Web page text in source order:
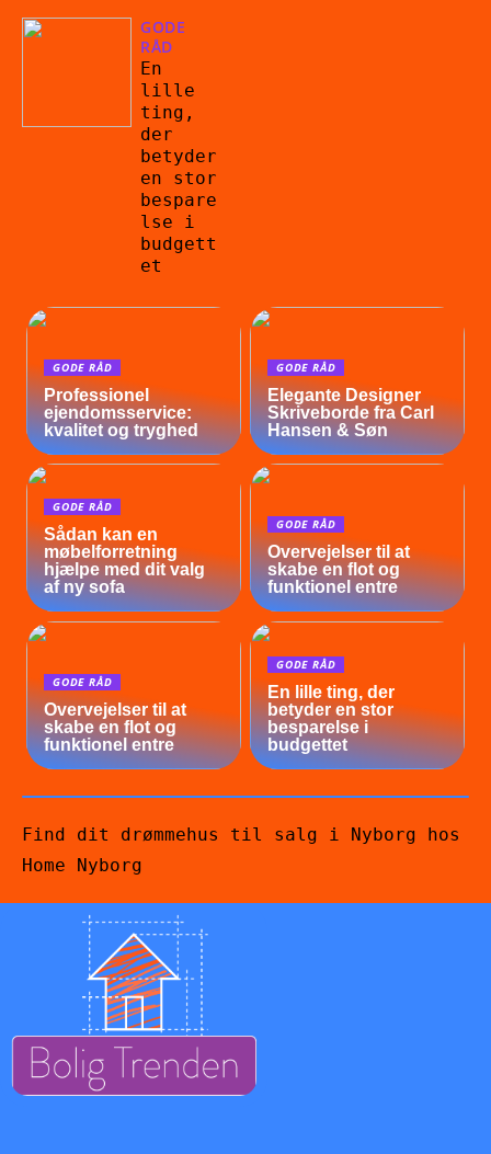
GODE
RÅD
En
lille
ting,
der
betyder
en stor
bespare
lse i
budgett
et
GODE RÅD
Professionel
ejendomsservice:
kvalitet og tryghed
GODE RÅD
Elegante Designer
Skriveborde fra Carl
Hansen & Søn
GODE RÅD
Sådan kan en
møbelforretning
hjælpe med dit valg
af ny sofa
GODE RÅD
Overvejelser til at
skabe en flot og
funktionel entre
GODE RÅD
Overvejelser til at
skabe en flot og
funktionel entre
GODE RÅD
En lille ting, der
betyder en stor
besparelse i
budgettet
Find dit drømmehus til salg i Nyborg hos
Home Nyborg